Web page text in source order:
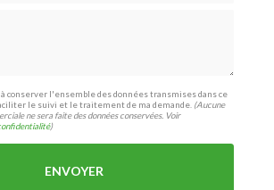
conserver l'ensemble des données transmises dans ce
le suivi et le traitement de ma demande. (Aucune
ne sera faite des données conservées. Voir
)